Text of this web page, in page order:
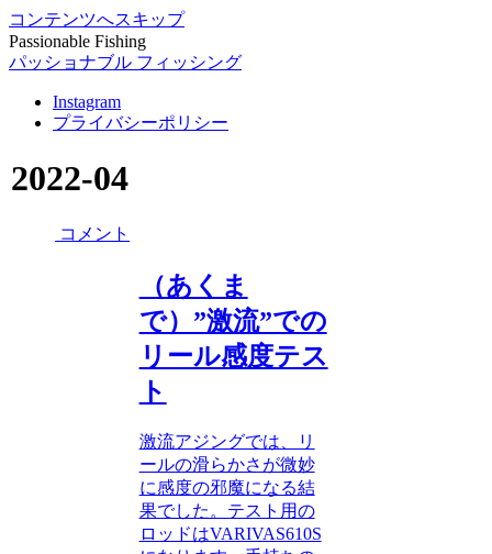
コンテンツへスキップ
Passionable Fishing
パッショナブル フィッシング
Instagram
プライバシーポリシー
2022-04
コメント
（あくま
で）”激流”での
リール感度テス
ト
激流アジングでは、リ
ールの滑らかさが微妙
に感度の邪魔になる結
果でした。テスト用の
ロッドはVARIVAS610S